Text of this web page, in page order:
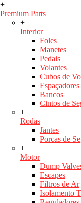
+
Premium Parts
+
Interior
Foles
Manetes
Pedais
Volantes
Cubos de
Bancos
Cintos de
+
Rodas
Jantes
Porcas de
+
Motor
Dump
Escapes
Filtros de Ar
Isolamento